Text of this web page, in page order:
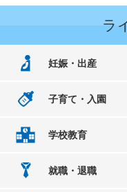
ラ
妊娠・出産
子育て・入園
学校教育
就職・退職